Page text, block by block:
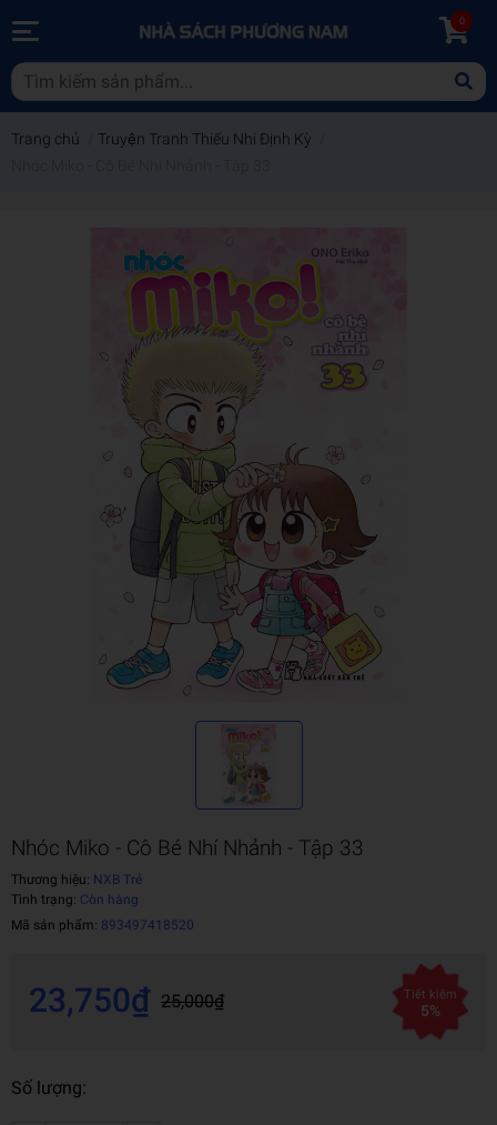
0
Trang chủ Truyện Tranh Thiếu Nhi Định Kỳ
Nhóc Miko - Cô Bé Nhí Nhảnh - Tập 33
Thương hiệu: NXB Trẻ
Tình trạng: Còn hàng
Mã sản phẩm: 893497418520
23,750₫ 25,000₫ Tiết kiệm
5%
Số lượng: